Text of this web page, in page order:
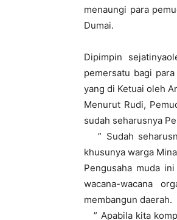
menaungi para
Dumai.
Dipimpin
pemersatu bagi
yang di Ketuai oleh
Menurut Rudi,
sudah seharusnya
” Sudah
khusunya warga
Pengusaha muda
wacana-wacana
membangun daerah.
” Apabila kita